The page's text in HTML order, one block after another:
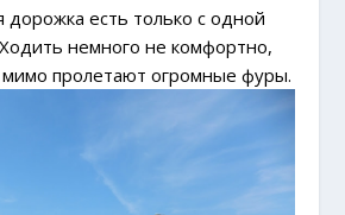
есть только с одной
немного не комфортно,
мимо пролетают огромные фуры.